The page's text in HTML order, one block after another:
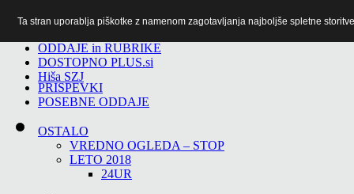
ODDAJE in RUBRIKE
DOSTOPNO PLUS.si
Hiša SZJ
PRISPEVKI
POSEBNE ODDAJE
OSTALO
VREDNO OGLEDA – STOP
LETO 2018
24UR
Ta stran uporablja piškotke z namenom zagotavljanja najboljše spletne